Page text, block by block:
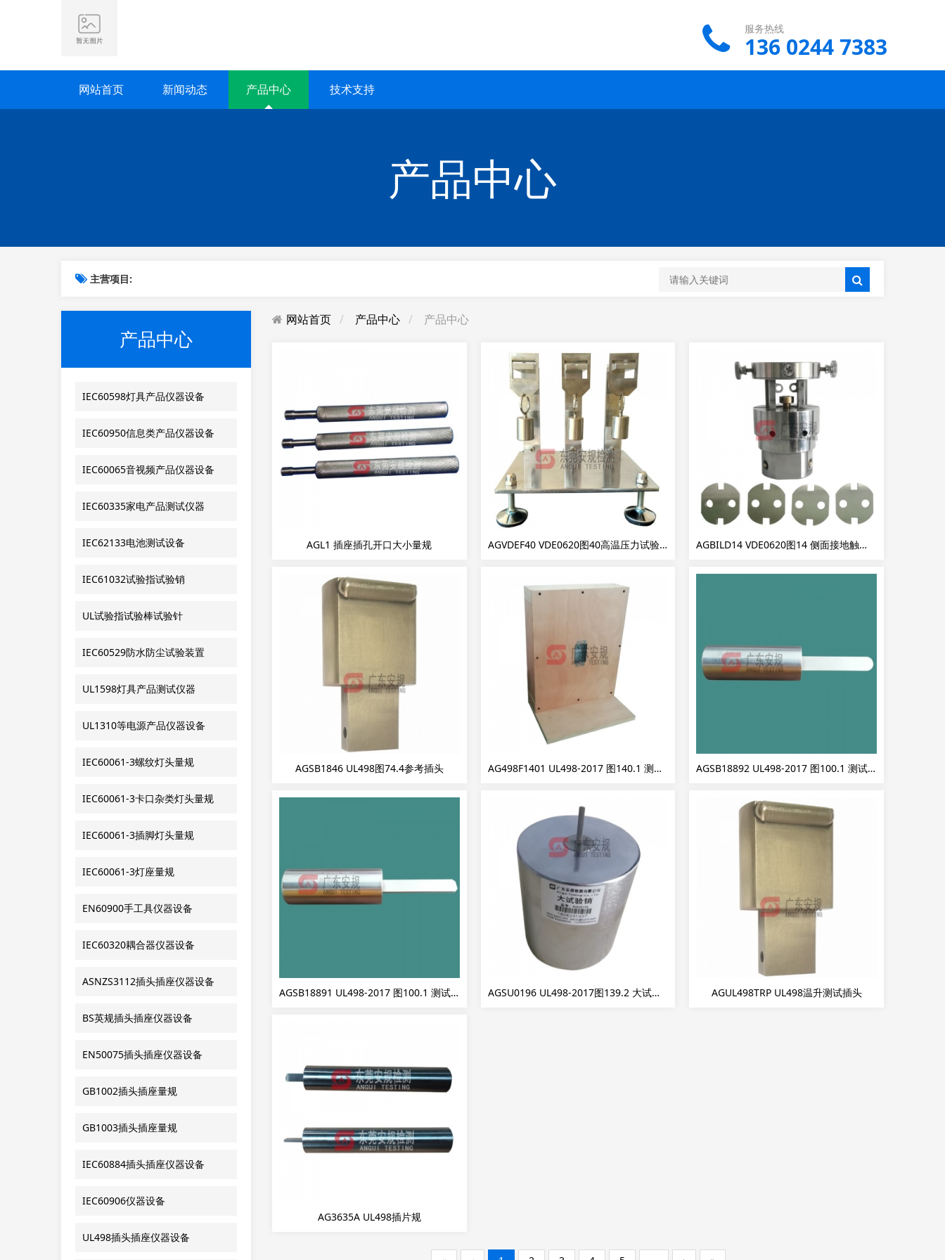
服务热线
136 0244 7383
网站首页 新闻动态 产品中心 技术支持
产品中心
主营项目:
产品中心
IEC60598灯具产品仪器设备
IEC60950信息类产品仪器设备
IEC60065音视频产品仪器设备
IEC60335家电产品测试仪器
IEC62133电池测试设备
IEC61032试验指试验销
UL试验指试验棒试验针
IEC60529防水防尘试验装置
UL1598灯具产品测试仪器
UL1310等电源产品仪器设备
IEC60061-3螺纹灯头量规
IEC60061-3卡口杂类灯头量规
IEC60061-3插脚灯头量规
IEC60061-3灯座量规
EN60900手工具仪器设备
IEC60320耦合器仪器设备
ASNZS3112插头插座仪器设备
BS英规插头插座仪器设备
EN50075插头插座仪器设备
GB1002插头插座量规
GB1003插头插座量规
IEC60884插头插座仪器设备
IEC60906仪器设备
UL498插头插座仪器设备
网站首页 产品中心 产品中心
AGL1 插座插孔开口大小量规 AGVDEF40 VDE0620图40高温压力试验装置 AGBILD14 VDE0620图14 侧面接地触头接触压力试验装置
AGSB1846 UL498图74.4参考插头 AG498F1401 UL498-2017 图140.1 测试面板 AGSB18892 UL498-2017 图100.1 测试插片2
AGSB18891 UL498-2017 图100.1 测试插片1 AGSU0196 UL498-2017图139.2 大试验销 AGUL498TRP UL498温升测试插头
AG3635A UL498插片规